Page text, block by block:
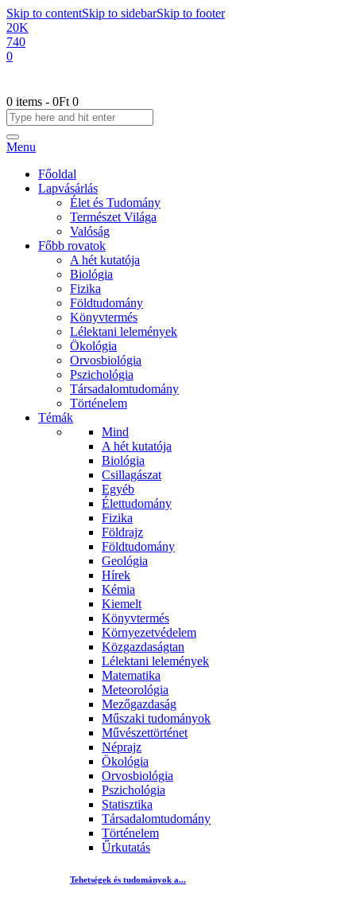
Skip to contentSkip to sidebarSkip to footer
20K
740
0
0 items - 0Ft 0
Menu
Főoldal
Lapvásárlás
Élet és Tudomány
Természet Világa
Valóság
Főbb rovatok
A hét kutatója
Biológia
Fizika
Földtudomány
Könyvtermés
Lélektani lelemények
Ökológia
Orvosbiológia
Pszichológia
Társadalomtudomány
Történelem
Témák
Mind
A hét kutatója
Biológia
Csillagászat
Egyéb
Élettudomány
Fizika
Földrajz
Földtudomány
Geológia
Hírek
Kémia
Kiemelt
Könyvtermés
Környezetvédelem
Közgazdaságtan
Lélektani lelemények
Matematika
Meteorológia
Mezőgazdaság
Műszaki tudományok
Művészettörténet
Néprajz
Ökológia
Orvosbiológia
Pszichológia
Statisztika
Társadalomtudomány
Történelem
Űrkutatás
Tehetségek és tudományok a...